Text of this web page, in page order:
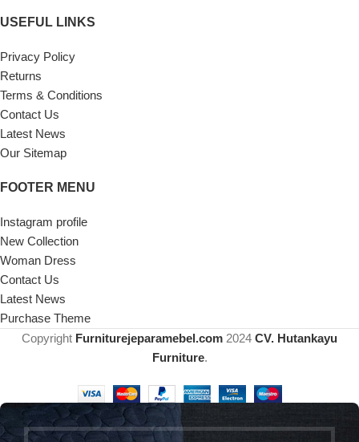
USEFUL LINKS
Privacy Policy
Returns
Terms & Conditions
Contact Us
Latest News
Our Sitemap
FOOTER MENU
Instagram profile
New Collection
Woman Dress
Contact Us
Latest News
Purchase Theme
Copyright Furniturejeparamebel.com 2024 CV. Hutankayu
Furniture.